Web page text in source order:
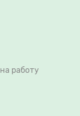
на работу